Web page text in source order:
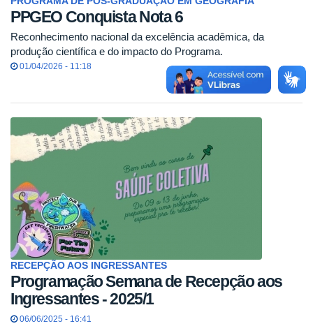
PPGEO Conquista Nota 6
Reconhecimento nacional da excelência acadêmica, da
produção científica e do impacto do Programa.
01/04/2026 - 11:18
RECEPÇÃO AOS INGRESSANTES
Programação Semana de Recepção aos
Ingressantes - 2025/1
06/06/2025 - 16:41